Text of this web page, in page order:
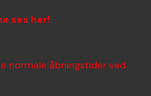
ses her!
normale åbningstider ved